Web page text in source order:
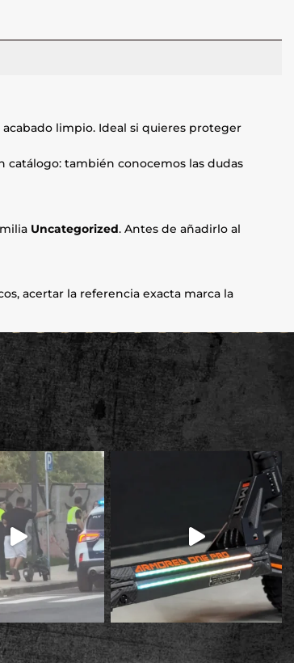
limpio. Ideal si quieres proteger
catálogo: también conocemos las dudas
Uncategorized. Antes de añadirlo al
acertar la referencia exacta marca la